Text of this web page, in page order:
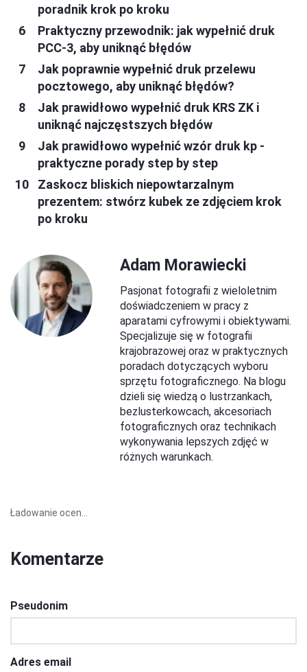
poradnik krok po kroku
Praktyczny przewodnik: jak wypełnić druk
PCC-3, aby uniknąć błędów
Jak poprawnie wypełnić druk przelewu
pocztowego, aby uniknąć błędów?
Jak prawidłowo wypełnić druk KRS ZK i
uniknąć najczęstszych błędów
Jak prawidłowo wypełnić wzór druk kp -
praktyczne porady step by step
Zaskocz bliskich niepowtarzalnym
prezentem: stwórz kubek ze zdjęciem krok
po kroku
Adam Morawiecki
Pasjonat fotografii z wieloletnim
doświadczeniem w pracy z
aparatami cyfrowymi i obiektywami.
Specjalizuje się w fotografii
krajobrazowej oraz w praktycznych
poradach dotyczących wyboru
sprzętu fotograficznego. Na blogu
dzieli się wiedzą o lustrzankach,
bezlusterkowcach, akcesoriach
fotograficznych oraz technikach
wykonywania lepszych zdjęć w
różnych warunkach.
Ładowanie ocen...
Komentarze
Pseudonim
Adres email